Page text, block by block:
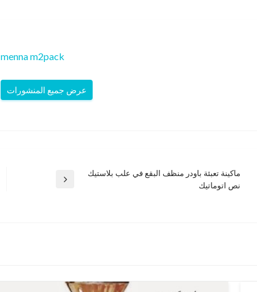
menna m2pack
عرض جميع المنشورات
المقالة
ماكينة تعبئة باودر منظف البقع في علب بلاستيك
نص اتوماتيك